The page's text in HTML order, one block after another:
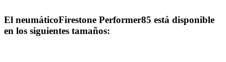
El neumáticoFirestone Performer85 está disponible
en los siguientes tamaños: